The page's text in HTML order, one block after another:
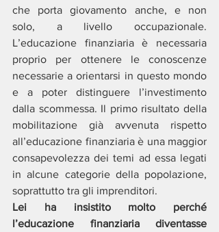
che porta giovamento anche, e non
solo, a livello occupazionale.
L’educazione finanziaria è necessaria
proprio per ottenere le conoscenze
necessarie a orientarsi in questo mondo
e a poter distinguere l’investimento
dalla scommessa. Il primo risultato della
mobilitazione già avvenuta rispetto
all’educazione finanziaria è una maggior
consapevolezza dei temi ad essa legati
in alcune categorie della popolazione,
soprattutto tra gli imprenditori.
Lei ha insistito molto perché
l’educazione finanziaria diventasse